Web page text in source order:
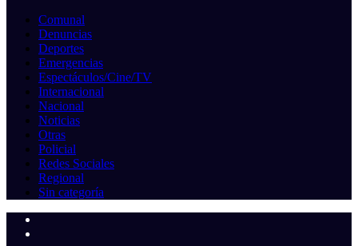
Comunal
Denuncias
Deportes
Emergencias
Espectáculos/Cine/TV
Internacional
Nacional
Noticias
Otras
Policial
Redes Sociales
Regional
Sin categoría